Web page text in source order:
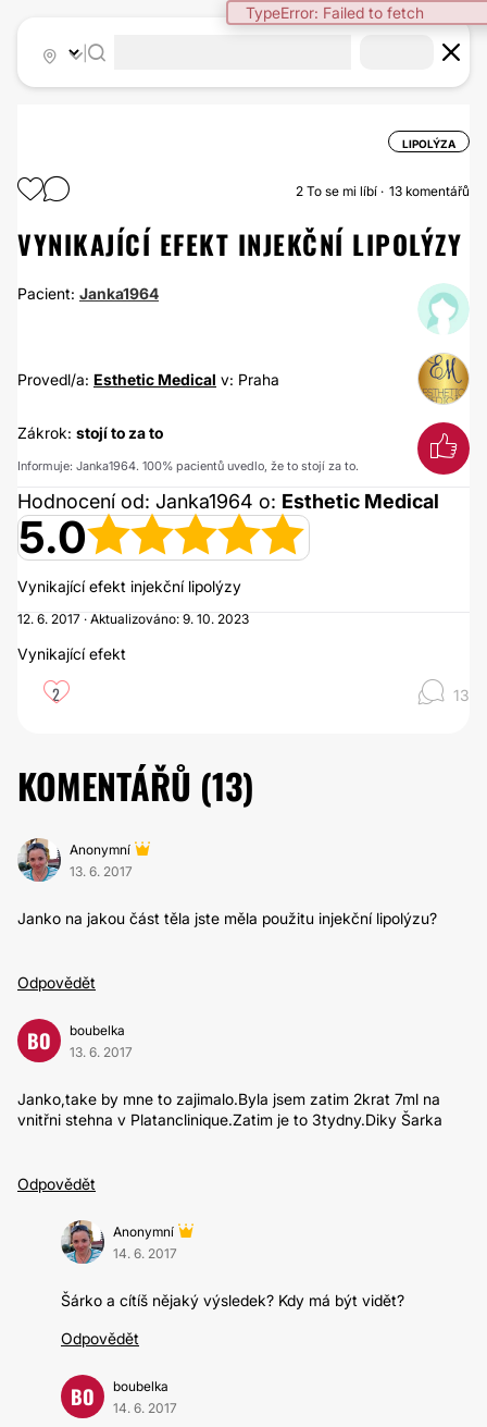
TypeError: Failed to fetch
LIPOLÝZA
2 To se mi líbí 13 komentářů
VYNIKAJÍCÍ EFEKT INJEKČNÍ LIPOLÝZY
Pacient: Janka1964
Provedl/a: Esthetic Medical v: Praha
Zákrok: stojí to za to
Informuje: Janka1964. 100% pacientů uvedlo, že to stojí za to.
Hodnocení od: Janka1964 o: Esthetic Medical
5.0
Vynikající efekt injekční lipolýzy
12. 6. 2017 · Aktualizováno: 9. 10. 2023
Vynikající efekt
2 13
KOMENTÁŘŮ (13)
Anonymní
13. 6. 2017
Janko na jakou část těla jste měla použitu injekční lipolýzu?
Odpovědět
BO
boubelka
13. 6. 2017
Janko,take by mne to zajimalo.Byla jsem zatim 2krat 7ml na
vnitřni stehna v Platanclinique.Zatim je to 3tydny.Diky Šarka
Odpovědět
Anonymní
14. 6. 2017
Šárko a cítíš nějaký výsledek? Kdy má být vidět?
Odpovědět
BO
boubelka
14. 6. 2017